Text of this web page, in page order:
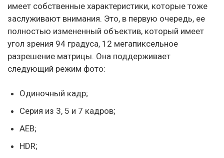
имеет собственные характеристики, которые тоже
заслуживают внимания. Это, в первую очередь, ее
полностью измененный объектив, который имеет
угол зрения 94 градуса, 12 мегапиксельное
разрешение матрицы. Она поддерживает
следующий режим фото:
Одиночный кадр;
Серия из 3, 5 и 7 кадров;
АЕВ;
НDR;